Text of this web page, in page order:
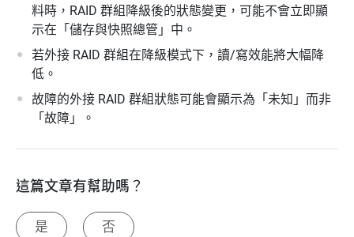
料時，RAID 群組降級後的狀態變更，可能不會立即顯
示在「儲存與快照總管」中。
若外接 RAID 群組在降級模式下，讀/寫效能將大幅降
低。
故障的外接 RAID 群組狀態可能會顯示為「未知」而非
「故障」。
這篇文章有幫助嗎？
是 否